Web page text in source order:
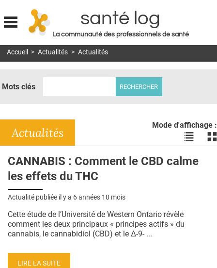
Jump to navigation
santé log
La communauté des professionnels de santé
MON COMPTE
DOSSIERS
RÉSEAUX
E-REVUE SAD
QUI SOMMES-NOUS ?
CONDITIONS GÉNÉRALES
Accueil > Actualités > Actualités
Mots clés
Mode d'affichage :
Voir
les
en
les
Actualités
CANNABIS : Comment le CBD calme
les effets du THC
Actualité publiée il y a 6 années 10 mois
Cette étude de l’Université de Western Ontario révèle
comment les deux principaux « principes actifs » du
cannabis, le cannabidiol (CBD) et le Δ-9- ...
LIRE LA SUITE